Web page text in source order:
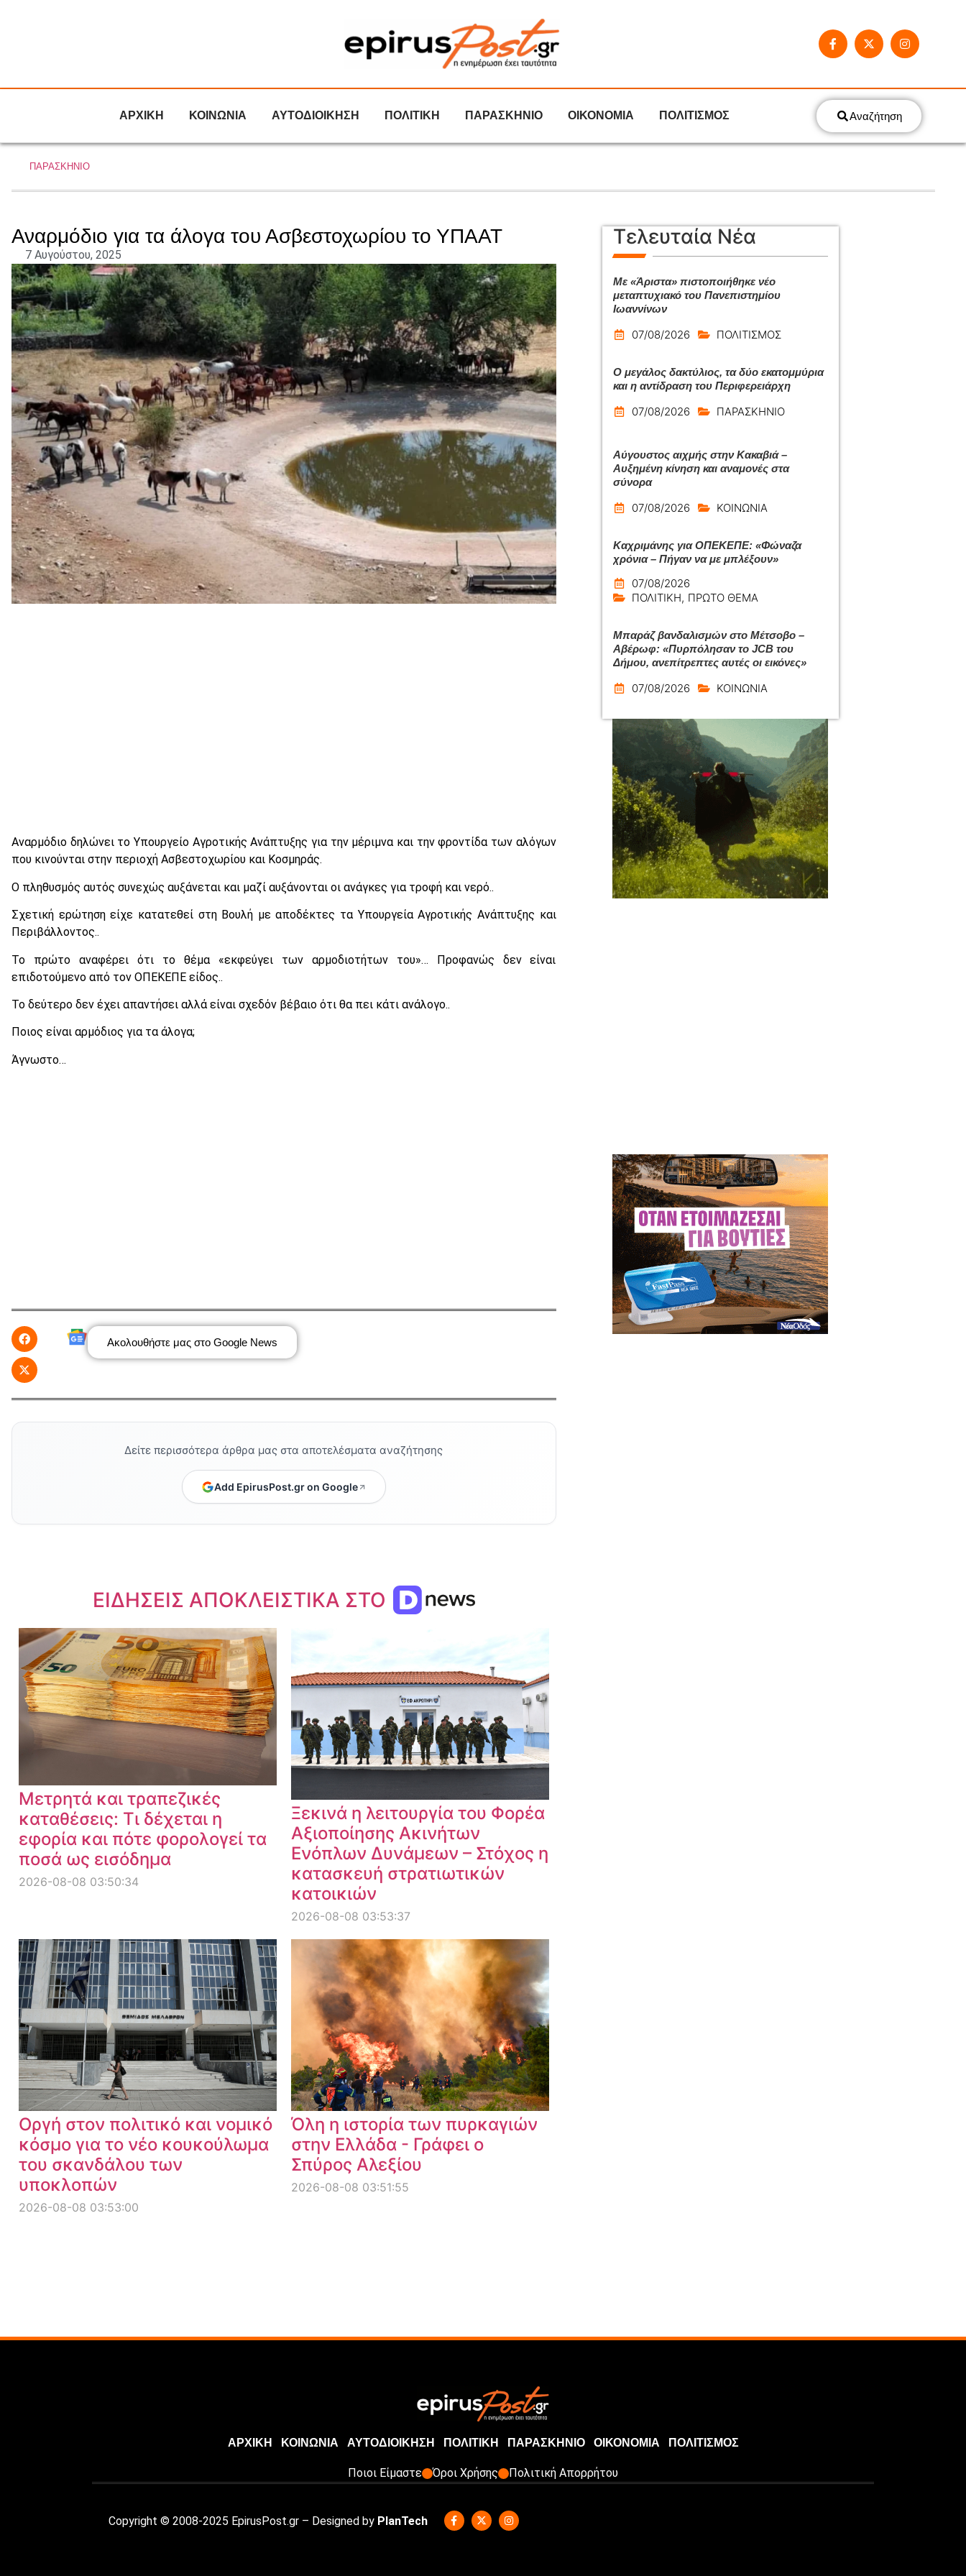
ΑΡΧΙΚΗ ΚΟΙΝΩΝΙΑ ΑΥΤΟΔΙΟΙΚΗΣΗ ΠΟΛΙΤΙΚΗ ΠΑΡΑΣΚΗΝΙΟ ΟΙΚΟΝΟΜΙΑ ΠΟΛΙΤΙΣΜΟΣ Αναζήτηση
ΠΑΡΑΣΚΗΝΙΟ
Αναρμόδιο για τα άλογα του Ασβεστοχωρίου το ΥΠΑΑΤ
7 Αυγούστου, 2025
Αναρμόδιο δηλώνει το Υπουργείο Αγροτικής Ανάπτυξης για την μέριμνα και την φροντίδα των αλόγων
που κινούνται στην περιοχή Ασβεστοχωρίου και Κοσμηράς.
Ο πληθυσμός αυτός συνεχώς αυξάνεται και μαζί αυξάνονται οι ανάγκες για τροφή και νερό..
Σχετική ερώτηση είχε κατατεθεί στη Βουλή με αποδέκτες τα Υπουργεία Αγροτικής Ανάπτυξης και
Περιβάλλοντος..
Το πρώτο αναφέρει ότι το θέμα «εκφεύγει των αρμοδιοτήτων του»… Προφανώς δεν είναι
επιδοτούμενο από τον ΟΠΕΚΕΠΕ είδος..
Το δεύτερο δεν έχει απαντήσει αλλά είναι σχεδόν βέβαιο ότι θα πει κάτι ανάλογο..
Ποιος είναι αρμόδιος για τα άλογα;
Άγνωστο…
Ακολουθήστε μας στο Google News
Δείτε περισσότερα άρθρα μας στα αποτελέσματα αναζήτησης
Add EpirusPost.gr on Google
ΕΙΔΗΣΕΙΣ ΑΠΟΚΛΕΙΣΤΙΚΑ ΣΤΟ
Dnews.gr
Μετρητά και τραπεζικές
καταθέσεις: Τι δέχεται η
εφορία και πότε φορολογεί τα
ποσά ως εισόδημα
2026-08-08 03:50:34
Ξεκινά η λειτουργία του Φορέα
Αξιοποίησης Ακινήτων
Ενόπλων Δυνάμεων – Στόχος η
κατασκευή στρατιωτικών
κατοικιών
2026-08-08 03:53:37
Οργή στον πολιτικό και νομικό
κόσμο για το νέο κουκούλωμα
του σκανδάλου των
υποκλοπών
2026-08-08 03:53:00
Όλη η ιστορία των πυρκαγιών
στην Ελλάδα - Γράφει ο
Σπύρος Αλεξίου
2026-08-08 03:51:55
Τελευταία Νέα
Με «Άριστα» πιστοποιήθηκε νέο
μεταπτυχιακό του Πανεπιστημίου
Ιωαννίνων
07/08/2026 ΠΟΛΙΤΙΣΜΟΣ
Ο μεγάλος δακτύλιος, τα δύο εκατομμύρια
και η αντίδραση του Περιφερειάρχη
07/08/2026 ΠΑΡΑΣΚΗΝΙΟ
Αύγουστος αιχμής στην Κακαβιά –
Αυξημένη κίνηση και αναμονές στα
σύνορα
07/08/2026 ΚΟΙΝΩΝΙΑ
Καχριμάνης για ΟΠΕΚΕΠΕ: «Φώναζα
χρόνια – Πήγαν να με μπλέξουν»
07/08/2026
ΠΟΛΙΤΙΚΗ, ΠΡΩΤΟ ΘΕΜΑ
Μπαράζ βανδαλισμών στο Μέτσοβο –
Αβέρωφ: «Πυρπόλησαν το JCB του
Δήμου, ανεπίτρεπτες αυτές οι εικόνες»
07/08/2026 ΚΟΙΝΩΝΙΑ
ΑΡΧΙΚΗ ΚΟΙΝΩΝΙΑ ΑΥΤΟΔΙΟΙΚΗΣΗ ΠΟΛΙΤΙΚΗ ΠΑΡΑΣΚΗΝΙΟ ΟΙΚΟΝΟΜΙΑ ΠΟΛΙΤΙΣΜΟΣ
Ποιοι Είμαστε Όροι Χρήσης Πολιτική Απορρήτου
Copyright © 2008-2025 EpirusPost.gr – Designed by PlanTech